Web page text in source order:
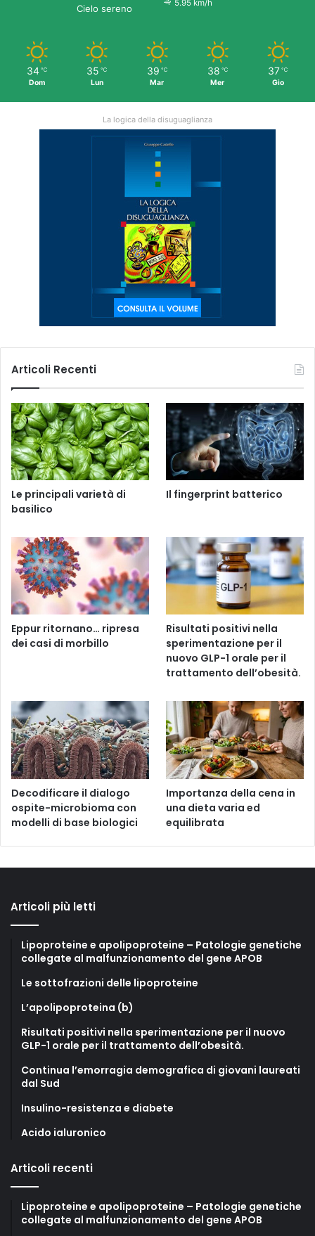
Cielo sereno 5.95 km/h
34 ℃
Dom
35 ℃
Lun
39 ℃
Mar
38 ℃
Mer
37 ℃
Gio
La logica della disuguaglianza
Articoli Recenti
Le principali varietà di
basilico
Il fingerprint batterico
Eppur ritornano… ripresa
dei casi di morbillo
Risultati positivi nella
sperimentazione per il
nuovo GLP-1 orale per il
trattamento dell’obesità.
Decodificare il dialogo
ospite-microbioma con
modelli di base biologici
Importanza della cena in
una dieta varia ed
equilibrata
Articoli più letti
Lipoproteine e apolipoproteine – Patologie genetiche
collegate al malfunzionamento del gene APOB
Le sottofrazioni delle lipoproteine
L’apolipoproteina (b)
Risultati positivi nella sperimentazione per il nuovo
GLP-1 orale per il trattamento dell’obesità.
Continua l’emorragia demografica di giovani laureati
dal Sud
Insulino-resistenza e diabete
Acido ialuronico
Articoli recenti
Lipoproteine e apolipoproteine – Patologie genetiche
collegate al malfunzionamento del gene APOB